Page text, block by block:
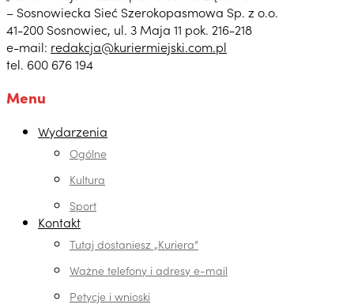
– Sosnowiecka Sieć Szerokopasmowa Sp. z o.o.
41-200 Sosnowiec, ul. 3 Maja 11 pok. 216-218
e-mail: redakcja@kuriermiejski.com.pl
tel. 600 676 194
Menu
Wydarzenia
Ogólne
Kultura
Sport
Kontakt
Tutaj dostaniesz „Kuriera”
Ważne telefony i adresy e-mail
Petycje i wnioski